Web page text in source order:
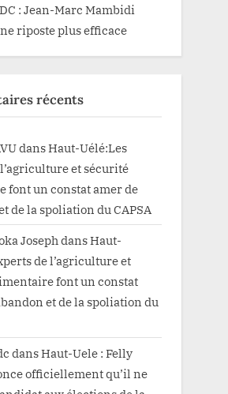
: Jean-Marc Mambidi
riposte plus efficace
récents
dansHaut-Uélé:Les
et sécurité
font un constat amer de
de la spoliation du CAPSA
JosephdansHaut-
de l’agriculture et
font un constat
et de la spoliation du
dansHaut-Uele : Felly
officiellement qu’il ne